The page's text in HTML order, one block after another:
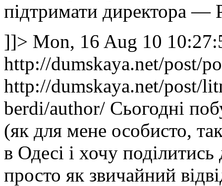
підтримати директора —
]]> Mon, 16 Aug 10
http://dumskaya.net/post/
http://dumskaya.net/post/
berdi/author/ Сьогодні
(як для мене особисто,
в Одесі і хочу
просто як звичайний